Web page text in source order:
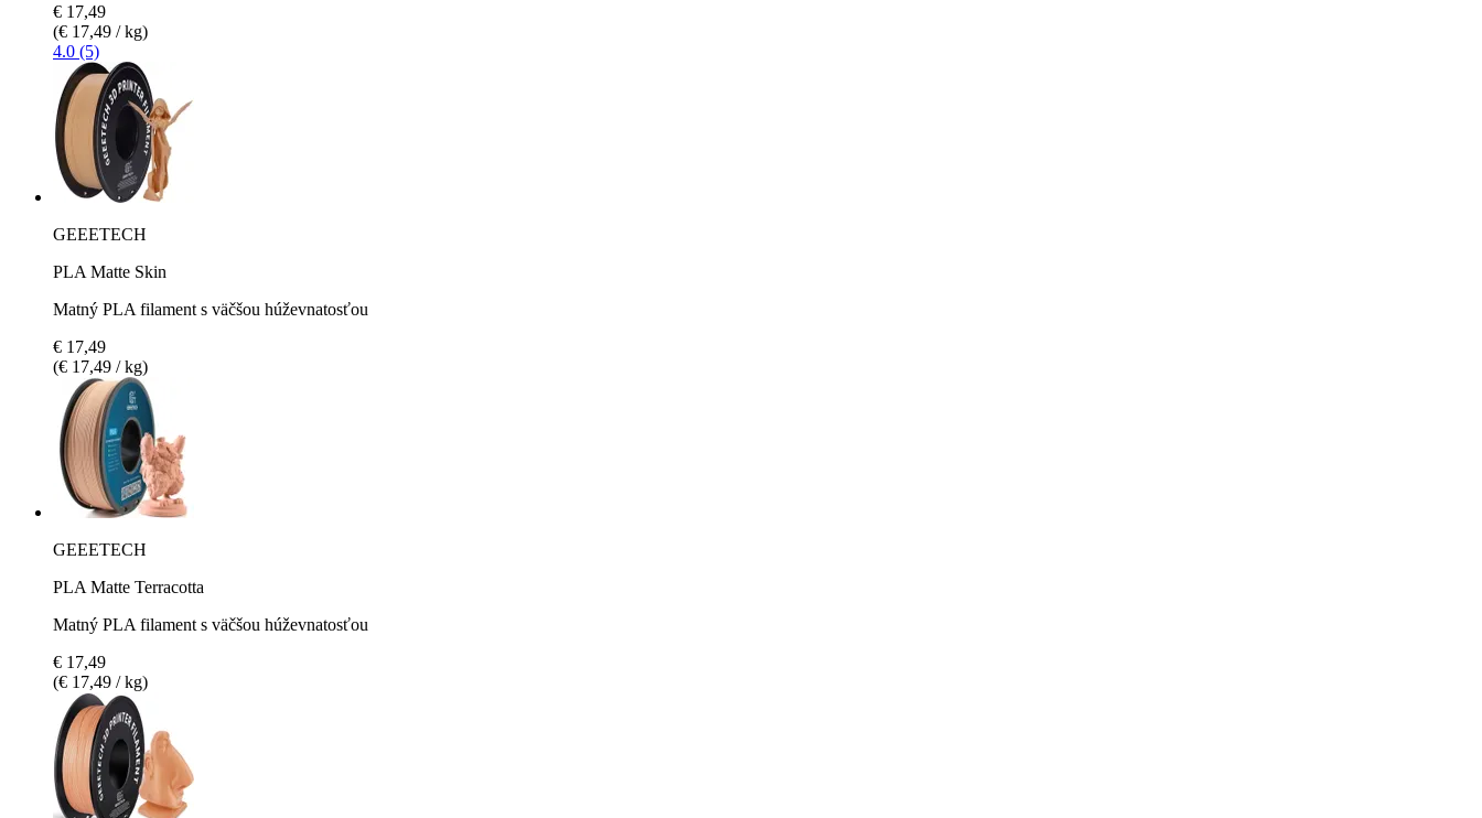
€ 17,49
(€ 17,49 / kg)
4.0 (5)
GEEETECH
PLA Matte Skin
Matný PLA filament s väčšou húževnatosťou
€ 17,49
(€ 17,49 / kg)
GEEETECH
PLA Matte Terracotta
Matný PLA filament s väčšou húževnatosťou
€ 17,49
(€ 17,49 / kg)